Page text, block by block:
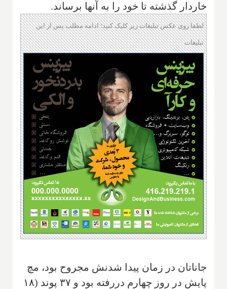
خاردار گذشته تا خود را به آنها برساند.
لطفا روی عکس تبلیغات زیر کلیک کنید؛ ادامه مطلب پس از این
تبلیغات
جاناتان در زمان پیدا شدنش مجروح بود، مچ
پایش در روز چهارم دررفته بود و ۳۷ پوند (۱۸